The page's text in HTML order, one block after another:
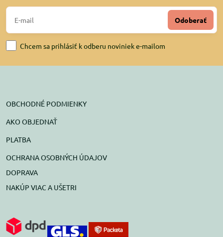
Odoberať
Chcem sa prihlásiť k odberu noviniek e-mailom
OBCHODNÉ PODMIENKY
AKO OBJEDNAŤ
PLATBA
OCHRANA OSOBNÝCH ÚDAJOV
DOPRAVA
NAKÚP VIAC A UŠETRI